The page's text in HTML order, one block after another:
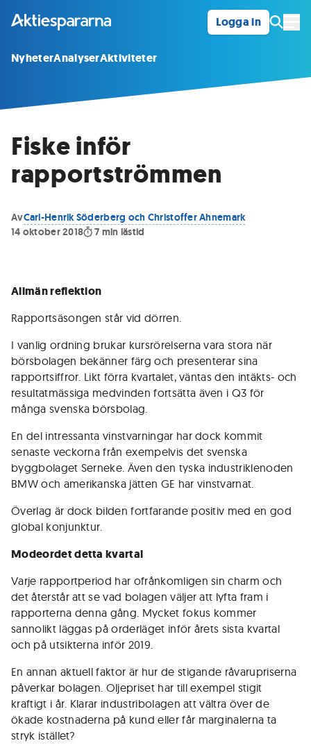
Logga in
NyheterAnalyserAktiviteter
Fiske inför
rapportströmmen
AvCarl-Henrik Söderberg och Christoffer Ahnemark
14 oktober 2018
7 min lästid
Allmän reflektion
Rapportsäsongen står vid dörren.
I vanlig ordning brukar kursrörelserna vara stora när
börsbolagen bekänner färg och presenterar sina
rapportsiffror. Likt förra kvartalet, väntas den intäkts- och
resultatmässiga medvinden fortsätta även i Q3 för
många svenska börsbolag.
En del intressanta vinstvarningar har dock kommit
senaste veckorna från exempelvis det svenska
byggbolaget Serneke. Även den tyska industriklenoden
BMW och amerikanska jätten GE har vinstvarnat.
Överlag är dock bilden fortfarande positiv med en god
global konjunktur.
Modeordet detta kvartal
Varje rapportperiod har ofrånkomligen sin charm och
det återstår att se vad bolagen väljer att lyfta fram i
rapporterna denna gång. Mycket fokus kommer
sannolikt läggas på orderläget inför årets sista kvartal
och på utsikterna inför 2019.
En annan aktuell faktor är hur de stigande råvarupriserna
påverkar bolagen. Oljepriset har till exempel stigit
kraftigt i år. Klarar industribolagen att vältra över de
ökade kostnaderna på kund eller får marginalerna ta
stryk istället?